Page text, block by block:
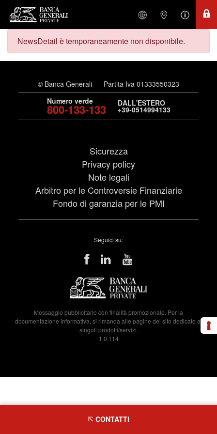
NewsDetail è temporaneamente non disponibile.
© Banca Generali
Partita Iva 01333550323
Numero verde
800-133-133 DALL'ESTERO
+39-0514994133
Sicurezza
Privacy policy
Note legali
Arbitro per le Controversie Finanziarie
Fondo di garanzia per le PMI
Seguici su:
Messaggio pubblicitario con finalità promozionale. Per la
documentazione informativa, si rimanda alle pagine del sito dedicate ai
singoli prodotti/servizi.
1.0.114
CONTATTI